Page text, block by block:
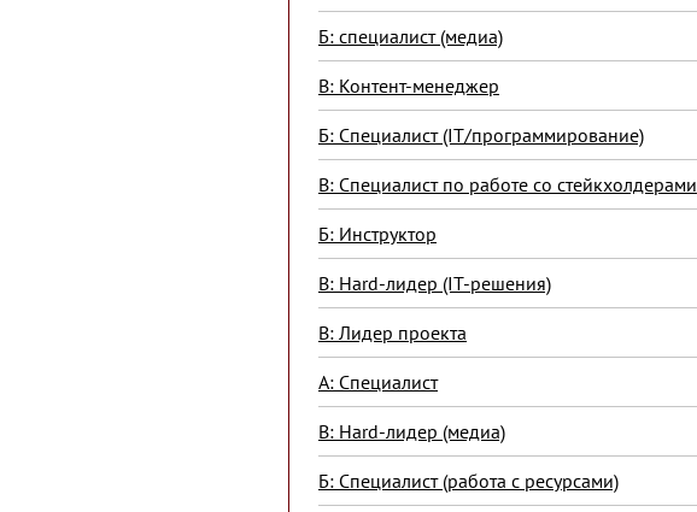
Б: специалист (медиа)
В: Контент-менеджер
Б: Специалист (IT/программирование)
В: Специалист по работе со стейкхолдерами
Б: Инструктор
В: Hard-лидер (IT-решения)
В: Лидер проекта
А: Специалист
В: Hard-лидер (медиа)
Б: Специалист (работа с ресурсами)